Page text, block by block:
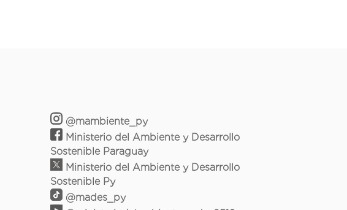
@mambiente_py
Ministerio del Ambiente y Desarrollo
Sostenible Paraguay
Ministerio del Ambiente y Desarrollo
Sostenible Py
@mades_py